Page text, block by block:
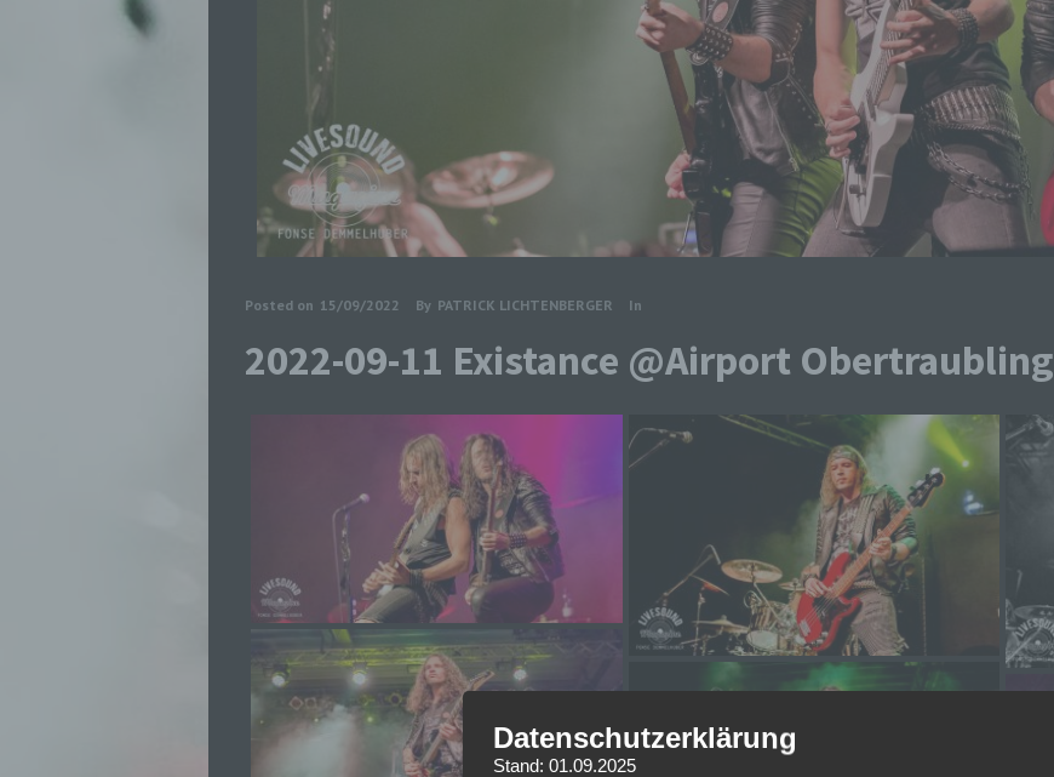
Posted on 15/09/2022 By PATRICK LICHTENBERGER In
2022-09-11 Existance @Airport Obertraubling
Datenschutzerklärung
Stand: 01.09.2025